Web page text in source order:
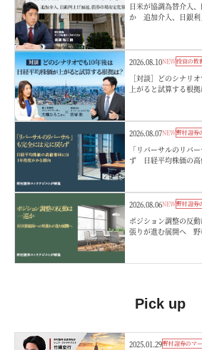
日米が協調為替介入
か 追加介入、日銀利
2026.08.10NEW投資の教
［対談］どのシナリ
上がると試算する根
2026.08.07NEW野村證券
「リバーサルのリバ
ず 日経平均株価の高
2026.08.06NEW野村證券
ポジション調整の反
張りが進む展開へ 野
Pick up
2025.01.29野村證券のマ